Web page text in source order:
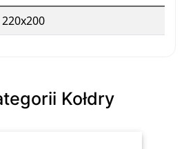
220x200
Kołdry